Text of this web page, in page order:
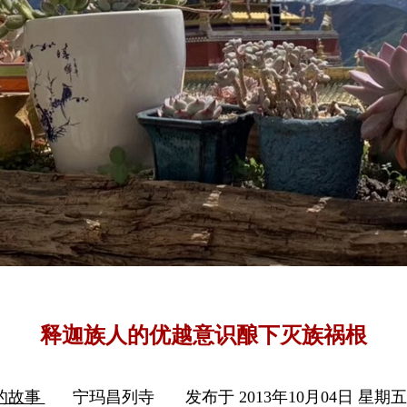
释迦族人的优越意识酿下灭族祸根
故事 宁玛昌列寺 发布于 2013年10月04日 星期